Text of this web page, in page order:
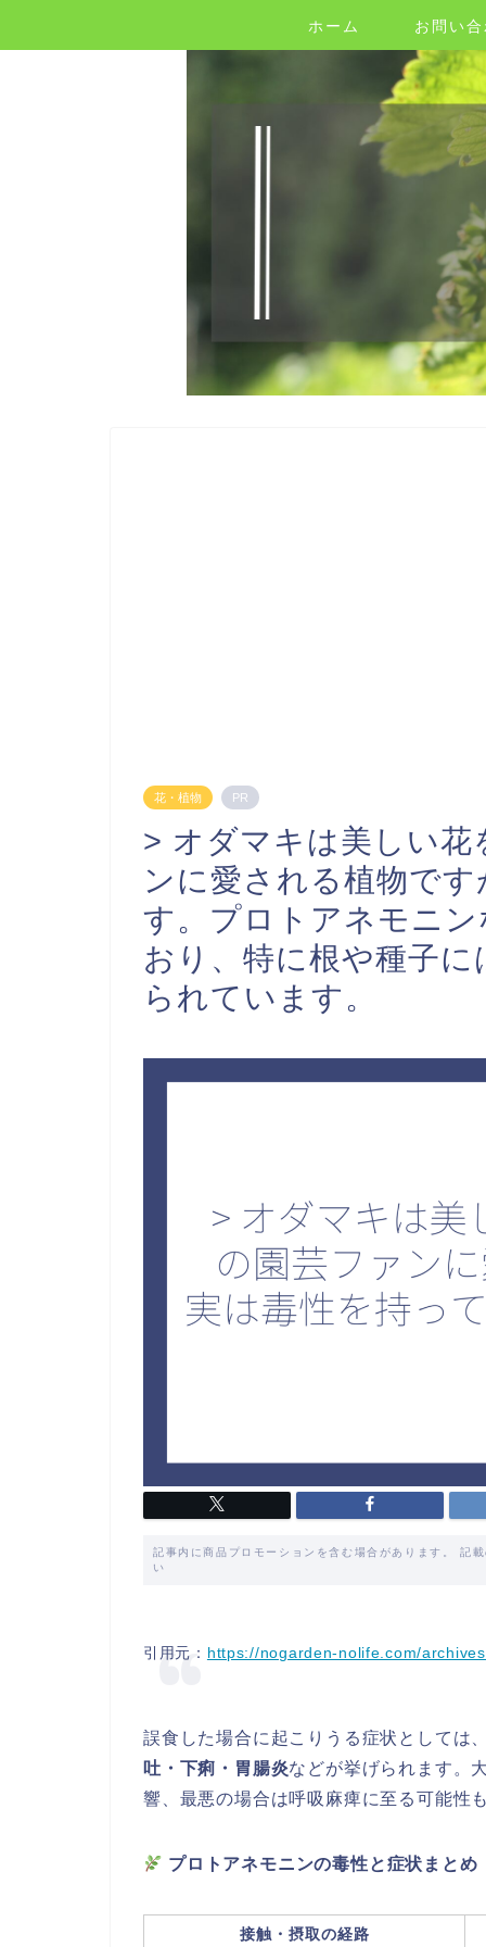
ホーム お問い
花・植物 PR
> オダマキは美しい
ンに愛される植物で
す。プロトアネモニ
おり、特に根や種子
られています。
記事内に商品プロモーションを含む場合があります。 記
い
引用元： https://nogarden-nolife.com/
誤食した場合に起こりうる症状としては
吐・下痢・胃腸炎などが挙げられます。
響、最悪の場合は呼吸麻痺に至る可能性
プロトアネモニンの毒性と症状まとめ
接触・摂取の経路